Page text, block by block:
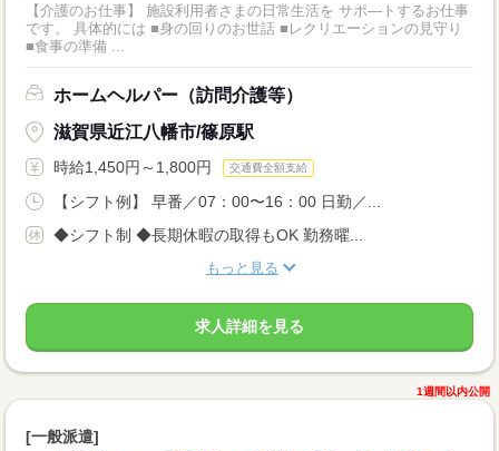
【介護のお仕事】 施設利用者さまの日常生活を サポ―トするお仕事
です。 具体的には ■身の回りのお世話 ■レクリエーションの見守り
■食事の準備 ...
ホームヘルパー（訪問介護等）
滋賀県近江八幡市/篠原駅
時給1,450円～1,800円 交通費全額支給
【シフト例】 早番／07：00〜16：00 日勤／...
◆シフト制 ◆長期休暇の取得もOK 勤務曜...
もっと見る
求人詳細を見る
1週間以内公開
[一般派遣]